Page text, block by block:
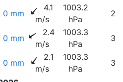
0 mm
4.1
m/s
1003.2
hPa
0 mm
2.4
m/s
1003.3
hPa
0 mm
2.1
m/s
1003.3
hPa